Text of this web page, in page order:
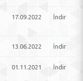
17.09.2022 İndir
13.06.2022 İndir
01.11.2021 İndir